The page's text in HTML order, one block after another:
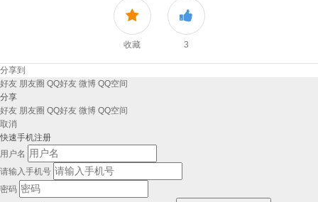
收藏 3
分享到
好友 朋友圈 QQ好友 微博 QQ空间
分享
好友 朋友圈 QQ好友 微博 QQ空间
取消
快速手机注册
用户名
请输入手机号
密码